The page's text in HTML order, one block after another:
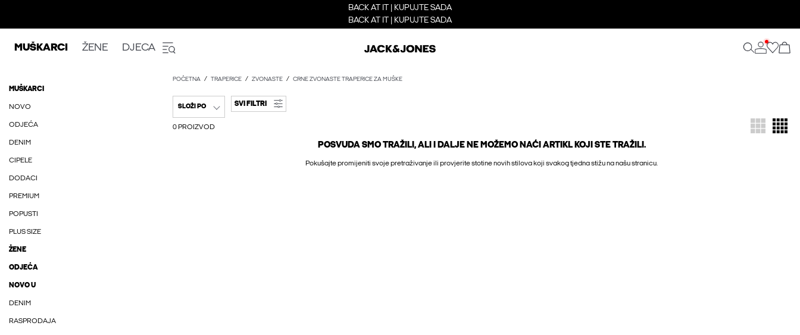
BACK AT IT | KUPUJTE SADA
BACK AT IT | KUPUJTE SADA
MUŠKARCI ŽENE DJECA
MUŠKARCI
NOVO
ODJEĆA
DENIM
CIPELE
DODACI
PREMIUM
POPUSTI
PLUS SIZE
ŽENE
ODJEĆA
NOVO U
DENIM
RASPRODAJA
POČETNA TRAPERICE ZVONASTE CRNE ZVONASTE TRAPERICE ZA MUŠKE
SLOŽI PO SVI FILTRI
0 PROIZVOD
POSVUDA SMO TRAŽILI, ALI I DALJE NE MOŽEMO NAĆI ARTIKL KOJI STE TRAŽILI.
Pokušajte promijeniti svoje pretraživanje ili provjerite stotine novih stilova koji svakog tjedna stižu na našu stranicu.